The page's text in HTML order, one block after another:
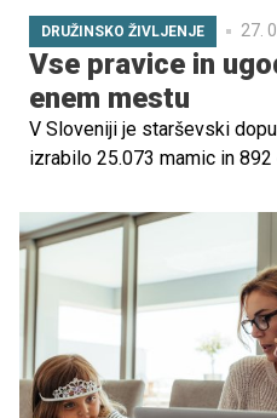
DRUŽINSKO ŽIVLJENJE 27.
Vse pravice in
enem mestu
V Sloveniji je starševski
izrabilo 25.073 mamic in
plačila prispevkov zaradi
uveljavljalo 13 očkov in 1075